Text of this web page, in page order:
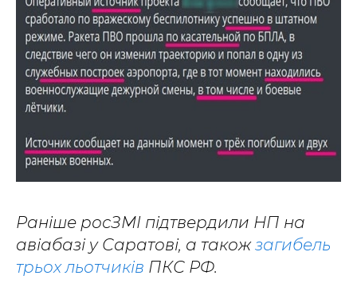
Раніше росЗМІ підтвердили НП на
авіабазі у Саратові, а такожзагибель
трьох льотчиків ПКС РФ.